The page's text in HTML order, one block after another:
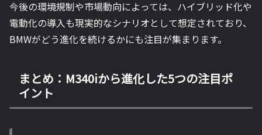
今後の環境規制や市場動向によっては、ハイブリッド化や
電動化の導入も現実的なシナリオとして想定されており、
BMWがどう進化を続けるかにも注目が集まります。
まとめ：M340iから進化した5つの注目ポ
イント